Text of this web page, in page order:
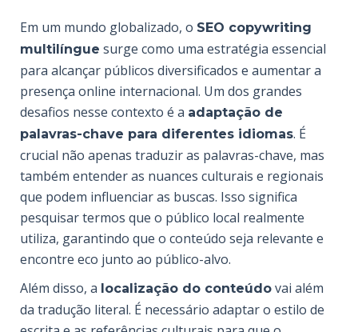
Em um mundo globalizado, o SEO copywriting
multilíngue surge como uma estratégia essencial
para alcançar públicos diversificados e aumentar a
presença online internacional. Um dos grandes
desafios nesse contexto é a adaptação de
palavras-chave para diferentes idiomas. É
crucial não apenas traduzir as palavras-chave, mas
também entender as nuances culturais e regionais
que podem influenciar as buscas. Isso significa
pesquisar termos que o público local realmente
utiliza, garantindo que o conteúdo seja relevante e
encontre eco junto ao público-alvo.
Além disso, a localização do conteúdo vai além
da tradução literal. É necessário adaptar o estilo de